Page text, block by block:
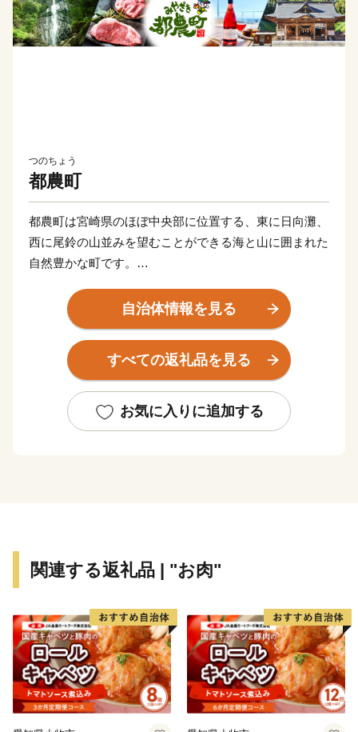
つのちょう
都農町
都農町は宮崎県のほぼ中央部に位置する、東に日向灘、
西に尾鈴の山並みを望むことができる海と山に囲まれた
自然豊かな町です。
わった『都農ワイン』は、国内での度重なる受賞歴に加
え、世界的に権戚のあるワイン百科『Wine Report』で
も紹介されるなど、世界からも高い評価を受けていま
をはじめ、『農の都』という名にふさわしく、野菜や果
実、畜産物などのさまざまな農産物が生産されており、
いたします。
同封しております。
なお、申請後に氏名や住所変更等が生じた場合はご連絡
ください。
【ワンストップ特例申請書の送付先】
自治体情報を見る
すべての返礼品を見る
お気に入りに追加する
関連する返礼品 | "お肉"